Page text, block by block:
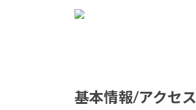
基本情報/アクセス